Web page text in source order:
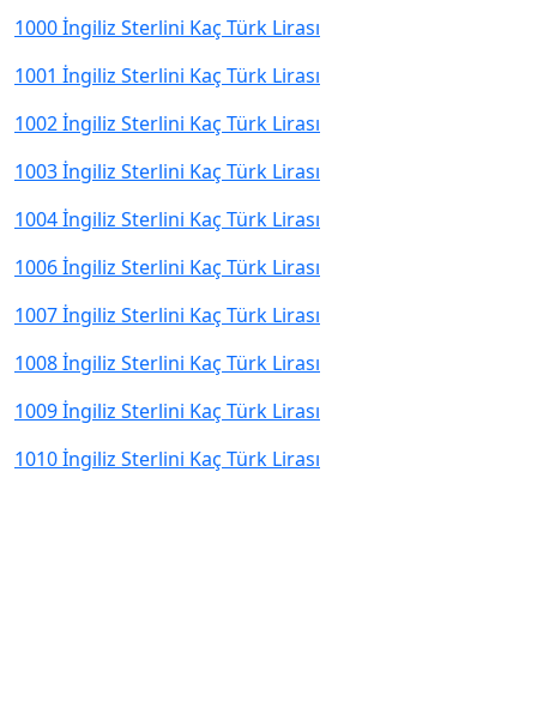
1000 İngiliz Sterlini Kaç Türk Lirası
1001 İngiliz Sterlini Kaç Türk Lirası
1002 İngiliz Sterlini Kaç Türk Lirası
1003 İngiliz Sterlini Kaç Türk Lirası
1004 İngiliz Sterlini Kaç Türk Lirası
1006 İngiliz Sterlini Kaç Türk Lirası
1007 İngiliz Sterlini Kaç Türk Lirası
1008 İngiliz Sterlini Kaç Türk Lirası
1009 İngiliz Sterlini Kaç Türk Lirası
1010 İngiliz Sterlini Kaç Türk Lirası